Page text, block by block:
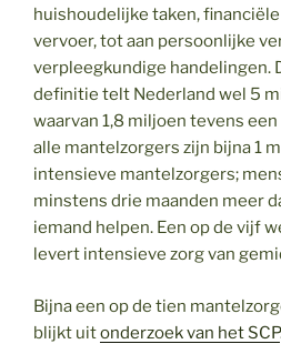
huishoudelijke taken,
vervoer, tot aan persoonlijke
verpleegkundige handelingen.
definitie telt Nederland wel 5
waarvan 1,8 miljoen tevens
alle mantelzorgers zijn bijna 1
intensieve mantelzorgers;
minstens drie maanden meer
iemand helpen. Een op de vijf
levert intensieve zorg van
Bijna een op de tien
blijkt uitonderzoek van het SCP